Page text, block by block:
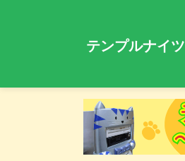
テンプルナイツ